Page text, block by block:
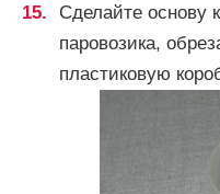
Сделайте основу
паровозика,
пластиковую